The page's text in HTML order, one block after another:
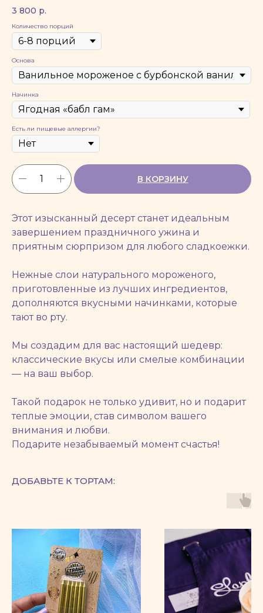
3 800 р.
Количество порций
Основа
Начинка
Есть ли пищевые аллергии?
В КОРЗИНУ
Этот изысканный десерт станет идеальным
завершением праздничного ужина и
приятным сюрпризом для любого сладкоежки.
Нежные слои натурального мороженого,
приготовленные из лучших ингредиентов,
дополняются вкусными начинками, которые
тают во рту.
Мы создадим для вас настоящий шедевр:
классические вкусы или смелые комбинации
— на ваш выбор.
Такой подарок не только удивит, но и подарит
теплые эмоции, став символом вашего
внимания и любви.
Подарите незабываемый момент счастья!
ДОБАВЬТЕ К ТОРТАМ: